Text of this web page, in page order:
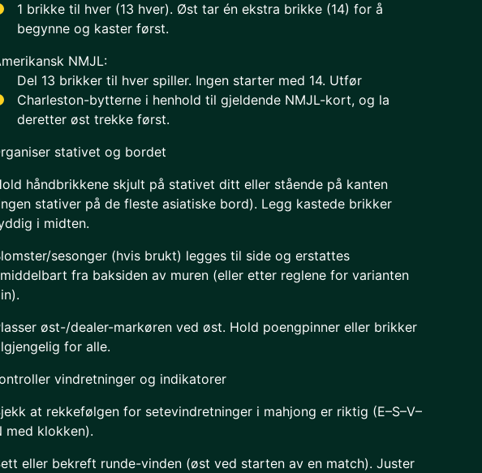
1 brikke til hver (13 hver). Øst tar én ekstra brikke (14) for å
begynne og kaster først.
NMJL:
Del 13 brikker til hver spiller. Ingen starter med 14. Utfør
Charleston-bytterne i henhold til gjeldende NMJL-kort, og la
deretter øst trekke først.
stativet og bordet
håndbrikkene skjult på stativet ditt eller stående på kanten
stativer på de fleste asiatiske bord). Legg kastede brikker
i midten.
sesonger (hvis brukt) legges til side og erstattes
fra baksiden av muren (eller etter reglene for varianten
øst-/dealer-markøren ved øst. Hold poengpinner eller brikker
for alle.
vindretninger og indikatorer
at rekkefølgen for setevindretninger i mahjong er riktig (E–S–V–
med klokken).
eller bekreft runde-vinden (øst ved starten av en match). Juster